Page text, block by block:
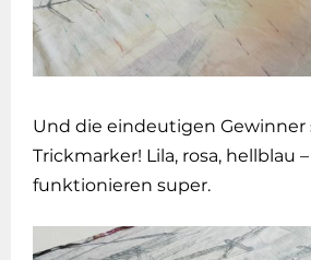
Und die eindeutigen Gewinner
Trickmarker! Lila, rosa, hellblau
funktionieren super.